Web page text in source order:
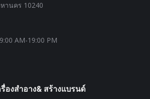
านคร 10240
AM-19:00 PM
องสำอาง& สร้างแบรนด์